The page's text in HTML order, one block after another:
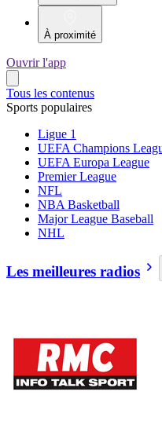
À proximité
Ouvrir l'app
Tous les contenus
Sports populaires
Ligue 1
UEFA Champions
UEFA Europa League
Premier League
NFL
NBA Basketball
Major League Baseball
NHL
Les meilleures radios